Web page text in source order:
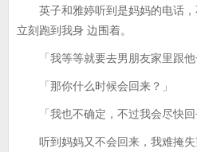
英子和雅婷听到是妈妈的电话，
立刻跑到我身 边围着。
「我等等就要去男朋友家里跟他
「那你什么时候会回来？」
「我也不确定，不过我会尽快回
听到妈妈又不会回来，我难掩失